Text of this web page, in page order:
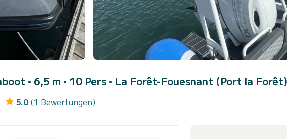
• 6,5 m • 10 Pers • La Forêt-Fouesnant (Port la Forêt)
5.0 (1 Bewertungen)